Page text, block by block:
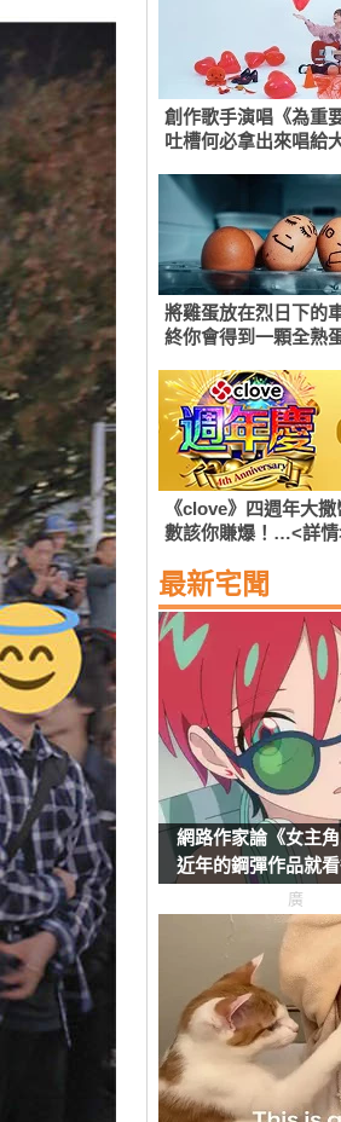
創作歌手演唱《為重
吐槽何必拿出來唱給
將雞蛋放在烈日下的
終你會得到一顆全熟
《clove》四週年大
數該你賺爆！…<詳情
最新宅聞
網路作家論《女主
近年的鋼彈作品就